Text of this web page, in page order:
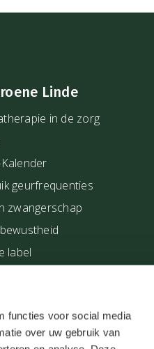
functies voor social media
over uw gebruik van
Linde
in de zorg
geurfrequenties
zwangerschap
label
van De Groene Linde
de buurt